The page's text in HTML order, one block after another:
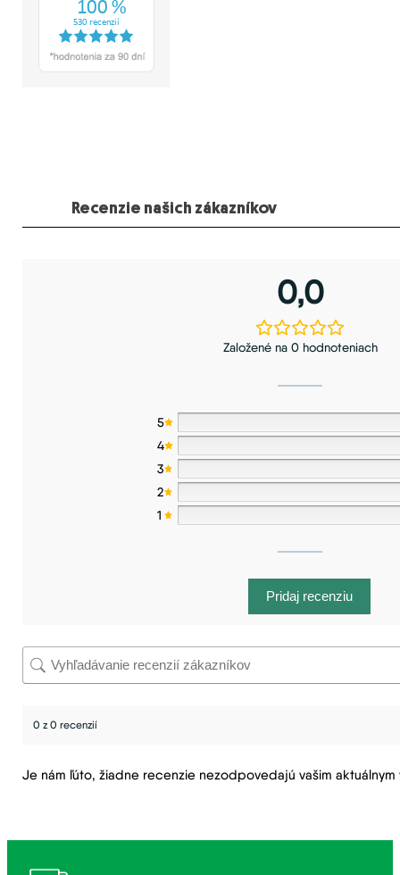
Recenzie našich zákazníkov
0,0
Založené na 0 hodnoteniach
5
4
3
2
1
Pridaj recenziu
0 z 0 recenzií
Je nám ľúto, žiadne recenzie nezodpovedajú vašim